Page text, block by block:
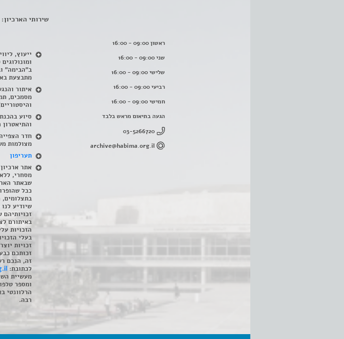
ראשון 09:00 - 16:00
שני 09:00 - 16:00
שלישי 09:00 - 16:00
רביעי 09:00 - 16:00
חמישי 09:00 - 16:00
הגעה בתיאום מראש בלבד
03-5266720
archive@habima.org.il
שירותי הארכיון:
ייעוץ,
ב"הבימה"
מתבצעת
איתור
מסמכים,
סיוע
מצולמות
תעריפון
אתר
מסחרי,
שבאתר
ככל
שיודיע
באיתורם
הזכויות
זכותכם
זה, הנכם
לכתובת:
מעשיית
ומספר
הרלוונטי
רבה.